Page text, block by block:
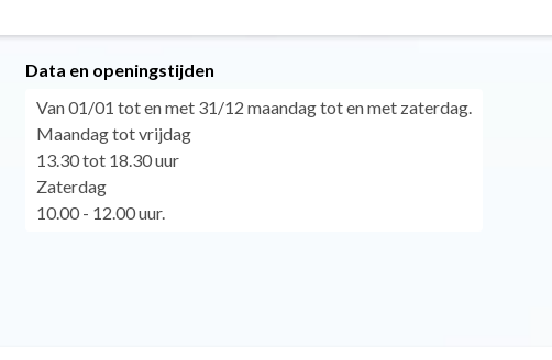
Data en openingstijden
Van 01/01 tot en met 31/12 maandag tot en met zaterdag.
Maandag tot vrijdag
13.30 tot 18.30 uur
Zaterdag
10.00 - 12.00 uur.